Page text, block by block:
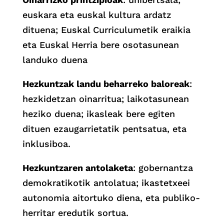
euskara eta euskal kultura ardatz
dituena; Euskal Curriculumetik eraikia
eta Euskal Herria bere osotasunean
landuko duena
Hezkuntzak landu beharreko baloreak:
hezkidetzan oinarritua; laikotasunean
heziko duena; ikasleak bere egiten
dituen ezaugarrietatik pentsatua, eta
inklusiboa.
Hezkuntzaren antolaketa: gobernantza
demokratikotik antolatua; ikastetxeei
autonomia aitortuko diena, eta publiko-
herritar eredutik sortua.